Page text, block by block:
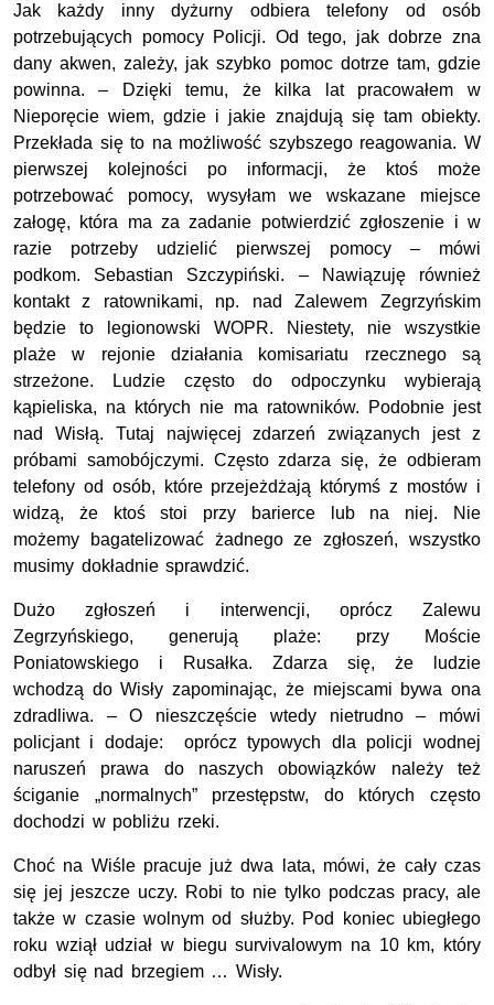
Jak każdy inny dyżurny odbiera telefony od osób
potrzebujących pomocy Policji. Od tego, jak dobrze zna
dany akwen, zależy, jak szybko pomoc dotrze tam, gdzie
powinna. – Dzięki temu, że kilka lat pracowałem w
Nieporęcie wiem, gdzie i jakie znajdują się tam obiekty.
Przekłada się to na możliwość szybszego reagowania. W
pierwszej kolejności po informacji, że ktoś może
potrzebować pomocy, wysyłam we wskazane miejsce
załogę, która ma za zadanie potwierdzić zgłoszenie i w
razie potrzeby udzielić pierwszej pomocy – mówi
podkom. Sebastian Szczypiński. – Nawiązuję również
kontakt z ratownikami, np. nad Zalewem Zegrzyńskim
będzie to legionowski WOPR. Niestety, nie wszystkie
plaże w rejonie działania komisariatu rzecznego są
strzeżone. Ludzie często do odpoczynku wybierają
kąpieliska, na których nie ma ratowników. Podobnie jest
nad Wisłą. Tutaj najwięcej zdarzeń związanych jest z
próbami samobójczymi. Często zdarza się, że odbieram
telefony od osób, które przejeżdżają którymś z mostów i
widzą, że ktoś stoi przy barierce lub na niej. Nie
możemy bagatelizować żadnego ze zgłoszeń, wszystko
musimy dokładnie sprawdzić.
Dużo zgłoszeń i interwencji, oprócz Zalewu
Zegrzyńskiego, generują plaże: przy Moście
Poniatowskiego i Rusałka. Zdarza się, że ludzie
wchodzą do Wisły zapominając, że miejscami bywa ona
zdradliwa. – O nieszczęście wtedy nietrudno – mówi
policjant i dodaje: oprócz typowych dla policji wodnej
naruszeń prawa do naszych obowiązków należy też
ściganie „normalnych” przestępstw, do których często
dochodzi w pobliżu rzeki.
Choć na Wiśle pracuje już dwa lata, mówi, że cały czas
się jej jeszcze uczy. Robi to nie tylko podczas pracy, ale
także w czasie wolnym od służby. Pod koniec ubiegłego
roku wziął udział w biegu survivalowym na 10 km, który
odbył się nad brzegiem … Wisły.